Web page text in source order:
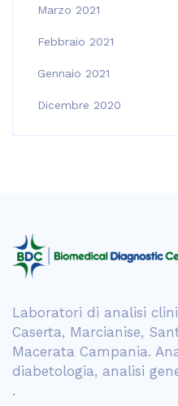
Marzo 2021
Febbraio 2021
Gennaio 2021
Dicembre 2020
Laboratori di analisi
Caserta, Marcianise,
Macerata Campania.
diabetologia, analisi
.